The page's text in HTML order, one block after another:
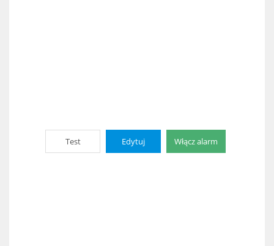
Test Edytuj Włącz alarm